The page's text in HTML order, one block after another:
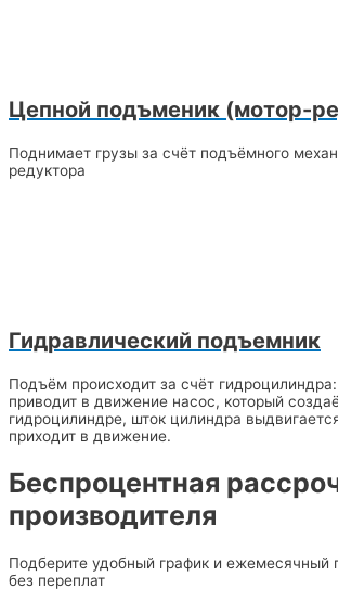
Цепной подъменик (мотор-
Поднимает грузы за счёт подъёмного
редуктора
Гидравлический подъемник
Подъём происходит за счёт гидроцилиндра:
приводит в движение насос, который
гидроцилиндре, шток цилиндра
приходит в движение.
Беспроцентная
производителя
Подберите удобный график и ежемесячный
без переплат